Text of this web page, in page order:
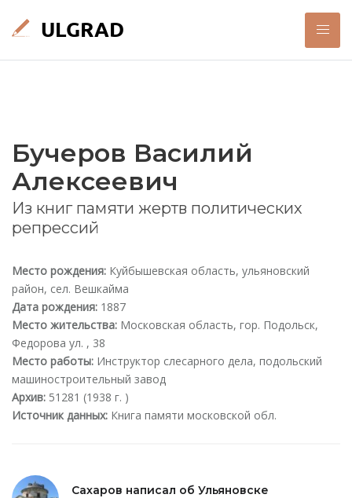
Бучеров Василий
Алексеевич
Из книг памяти жертв политических
репрессий
Место рождения: Куйбышевская область, ульяновский
район, сел. Вешкайма
Дата рождения: 1887
Место жительства: Московская область, гор. Подольск,
Федорова ул. , 38
Место работы: Инструктор слесарного дела, подольский
машиностроительный завод
Архив: 51281 (1938 г. )
Источник данных: Книга памяти московской обл.
Сахаров написал об Ульяновске